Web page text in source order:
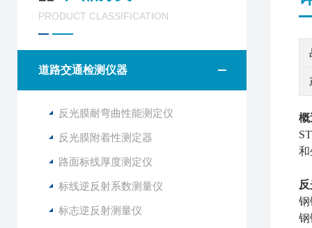
PRODUCT CLASSIFICATION
道路交通检测仪器
反光膜耐弯曲性能测定仪
反光膜附着性测定器
路面标线厚度测定仪
标线逆反射系数测量仪
标志逆反射测量仪
概
和
钢
钢